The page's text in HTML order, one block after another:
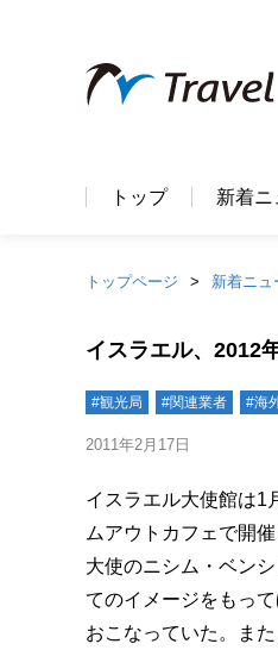
トップ 新着ニ
トップページ 新着ニュ
イスラエル、2012
#観光局 #関連業者 #海
2011年2月17日
イスラエル大使館は1
ムアウトカフェで開
大使のニシム・ベン
てのイメージをもっ
おこなっていた。ま